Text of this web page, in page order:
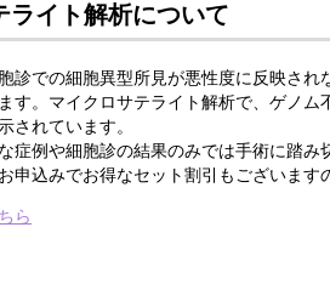
ライト解析について
診での細胞異型所見が悪性度に反映さ
す。マイクロサテライト解析で、ゲノ
されています。
症例や細胞診の結果のみでは手術に踏
申込みでお得なセット割引もございます
ら